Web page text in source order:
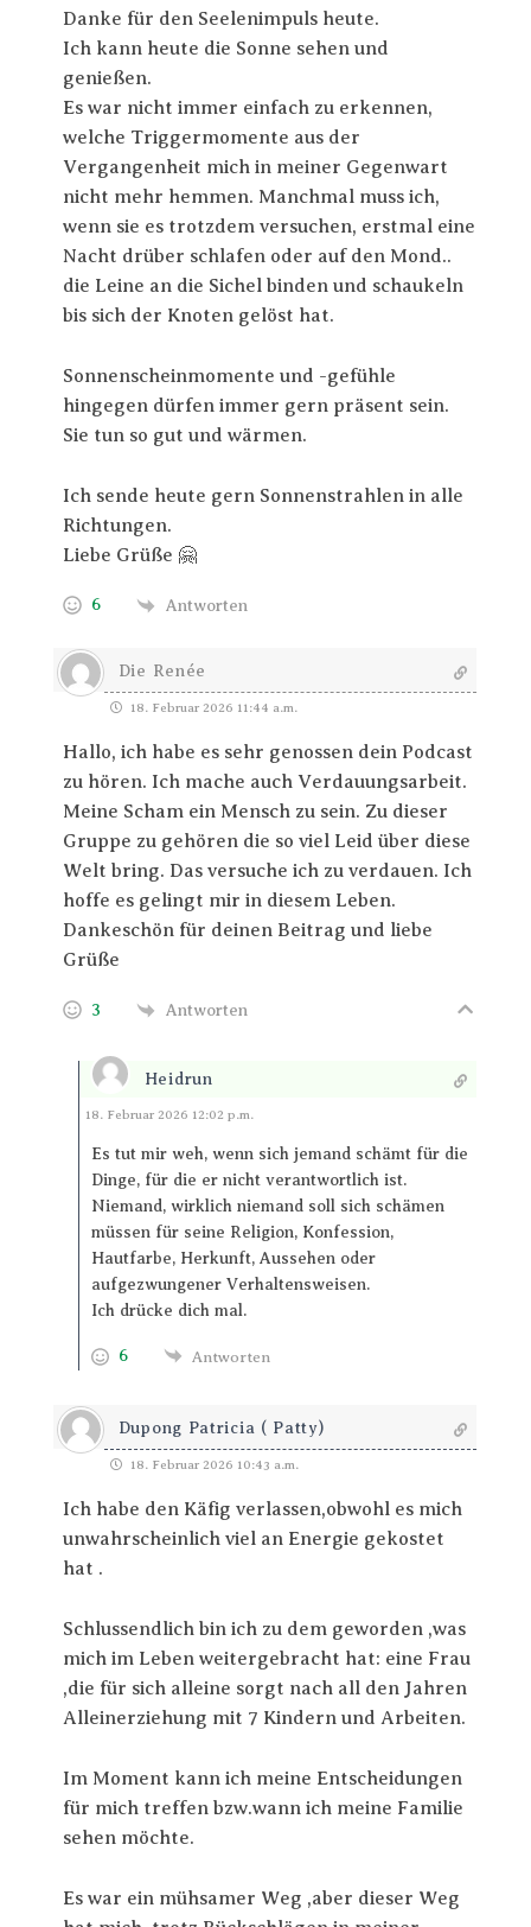
Danke für den Seelenimpuls heute.
Ich kann heute die Sonne sehen und
genießen.
Es war nicht immer einfach zu erkennen,
welche Triggermomente aus der
Vergangenheit mich in meiner Gegenwart
nicht mehr hemmen. Manchmal muss ich,
wenn sie es trotzdem versuchen, erstmal eine
Nacht drüber schlafen oder auf den Mond..
die Leine an die Sichel binden und schaukeln
bis sich der Knoten gelöst hat.
Sonnenscheinmomente und -gefühle
hingegen dürfen immer gern präsent sein.
Sie tun so gut und wärmen.
Ich sende heute gern Sonnenstrahlen in alle
Richtungen.
Liebe Grüße 🤗
6 Antworten
Die Renée
18. Februar 2026 11:44 a.m.
Hallo, ich habe es sehr genossen dein Podcast
zu hören. Ich mache auch Verdauungsarbeit.
Meine Scham ein Mensch zu sein. Zu dieser
Gruppe zu gehören die so viel Leid über diese
Welt bring. Das versuche ich zu verdauen. Ich
hoffe es gelingt mir in diesem Leben.
Dankeschön für deinen Beitrag und liebe
Grüße
3 Antworten
Heidrun
Antworten
18. Februar 2026 12:02 p.m.
Es tut mir weh, wenn sich jemand schämt für die
Dinge, für die er nicht verantwortlich ist.
Niemand, wirklich niemand soll sich schämen
müssen für seine Religion, Konfession,
Hautfarbe, Herkunft, Aussehen oder
aufgezwungener Verhaltensweisen.
Ich drücke dich mal.
6 Antworten
Dupong Patricia ( Patty)
18. Februar 2026 10:43 a.m.
Ich habe den Käfig verlassen,obwohl es mich
unwahrscheinlich viel an Energie gekostet
hat .
Schlussendlich bin ich zu dem geworden ,was
mich im Leben weitergebracht hat: eine Frau
,die für sich alleine sorgt nach all den Jahren
Alleinerziehung mit 7 Kindern und Arbeiten.
Im Moment kann ich meine Entscheidungen
für mich treffen bzw.wann ich meine Familie
sehen möchte.
Es war ein mühsamer Weg ,aber dieser Weg